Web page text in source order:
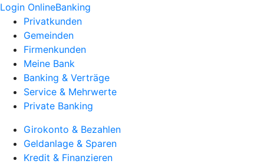
Login OnlineBanking
Privatkunden
Gemeinden
Firmenkunden
Meine Bank
Banking & Verträge
Service & Mehrwerte
Private Banking
Girokonto & Bezahlen
Geldanlage & Sparen
Kredit & Finanzieren